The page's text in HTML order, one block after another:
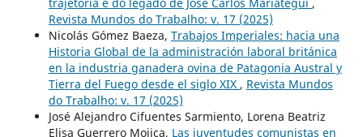
Revista Mundos do Trabalho: v. 17 (2025)
Nicolás Gómez Baeza, Trabajos Imperiales: hacia una
Historia Global de la administración laboral británica
en la industria ganadera ovina de Patagonia Austral y
Tierra del Fuego desde el siglo XIX , Revista Mundos
do Trabalho: v. 17 (2025)
José Alejandro Cifuentes Sarmiento, Lorena Beatriz
Elisa Guerrero Mojica, Las juventudes comunistas en